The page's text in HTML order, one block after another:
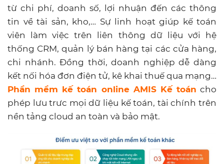
từ chi phí, doanh số, lợi nhuận đến các thông
tin về tài sản, kho,… Sự linh hoạt giúp kế toán
viên làm việc trên liên thông dữ liệu với hệ
thống CRM, quản lý bán hàng tại các cửa hàng,
chi nhánh. Đồng thời, doanh nghiệp dễ dàng
kết nối hóa đơn điện tử, kê khai thuế qua mạng…
Phần mềm kế toán onlineAMIS Kế toán cho
phép lưu trưc mọi dữ liệu kế toán, tài chính trên
nền tảng cloud an toàn và bảo mật.